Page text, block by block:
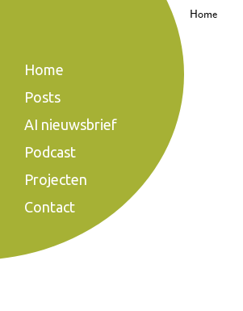
Home
Home
Posts
AI nieuwsbrief
Podcast
Projecten
Contact